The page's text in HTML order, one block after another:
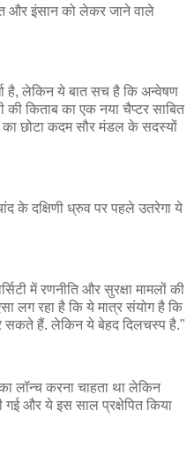
और इंसान को लेकर जाने वाले
है, लेकिन ये बात सच है कि अन्वेषण
की किताब का एक नया चैप्टर साबित
का छोटा कदम सौर मंडल के सदस्यों
के दक्षिणी ध्रुव पर पहले उतरेगा ये
में रणनीति और सुरक्षा मामलों की
लग रहा है कि ये मात्र संयोग है कि
सकते हैं. लेकिन ये बेहद दिलचस्प है."
लॉन्च करना चाहता था लेकिन
गई और ये इस साल प्रक्षेपित किया